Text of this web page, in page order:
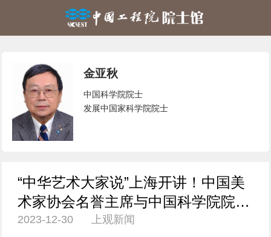
金亚秋
中国科学院院士
发展中国家科学院院士
“中华艺术大家说”上海开讲！中国美
术家协会名誉主席与中国科学院院士
同台
2023-12-30 上观新闻